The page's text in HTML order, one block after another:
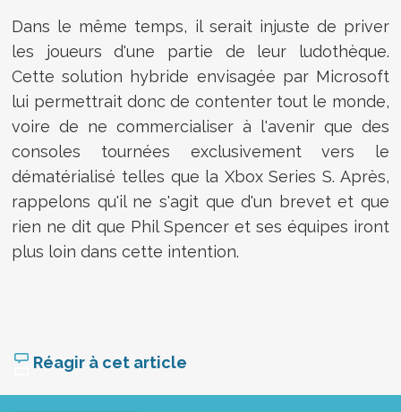
Dans le même temps, il serait injuste de priver
les joueurs d'une partie de leur ludothèque.
Cette solution hybride envisagée par Microsoft
lui permettrait donc de contenter tout le monde,
voire de ne commercialiser à l'avenir que des
consoles tournées exclusivement vers le
dématérialisé telles que la Xbox Series S. Après,
rappelons qu'il ne s'agit que d'un brevet et que
rien ne dit que Phil Spencer et ses équipes iront
plus loin dans cette intention.
Réagir à cet article